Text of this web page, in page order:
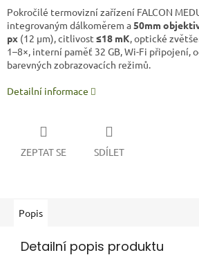
Pokročilé termovizní zařízení FALCON
integrovaným dálkoměrem a50mm
px (12 µm), citlivost ≤18 mK, optické
1–8×, interní paměť 32 GB, Wi-Fi připojení,
barevných zobrazovacích režimů.
Detailní informace
ZEPTAT SE SDÍLET
Popis
Detailní popis produktu